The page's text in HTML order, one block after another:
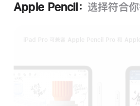
Apple Pencil： 选择符合你